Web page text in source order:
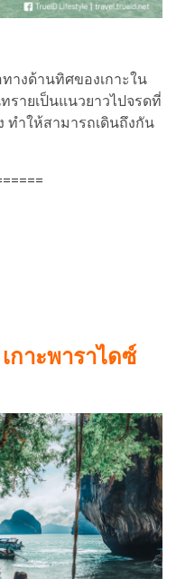
งด้านทิศของเกาะใน
รายเป็นแนวยาวไปจรดที่
ทำให้สามารถเดินถึงกัน
เกาะพาราไดซ์